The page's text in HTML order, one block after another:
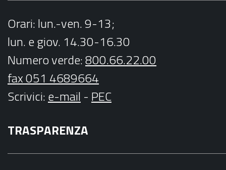
Orari: lun.-ven. 9-13;
lun. e giov. 14.30-16.30
Numero verde:800.66.22.00
fax 051 4689664
Scrivici:e-mail - PEC
TRASPARENZA